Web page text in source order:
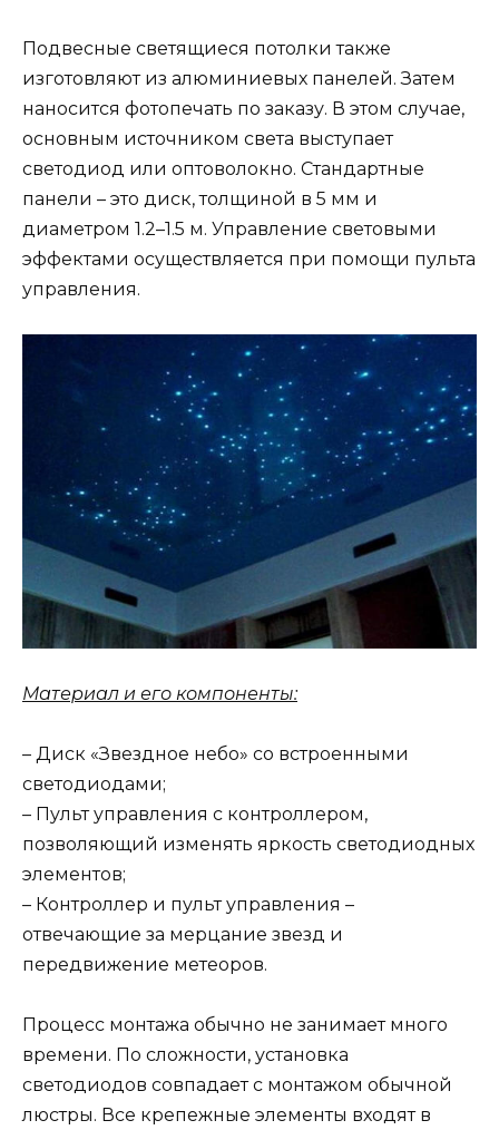
Подвесные светящиеся потолки также
изготовляют из алюминиевых панелей. Затем
наносится фотопечать по заказу. В этом случае,
основным источником света выступает
светодиод или оптоволокно. Стандартные
панели – это диск, толщиной в 5 мм и
диаметром 1.2–1.5 м. Управление световыми
эффектами осуществляется при помощи пульта
управления.
Материал и его компоненты:
– Диск «Звездное небо» со встроенными
светодиодами;
– Пульт управления с контроллером,
позволяющий изменять яркость светодиодных
элементов;
– Контроллер и пульт управления –
отвечающие за мерцание звезд и
передвижение метеоров.
Процесс монтажа обычно не занимает много
времени. По сложности, установка
светодиодов совпадает с монтажом обычной
люстры. Все крепежные элементы входят в